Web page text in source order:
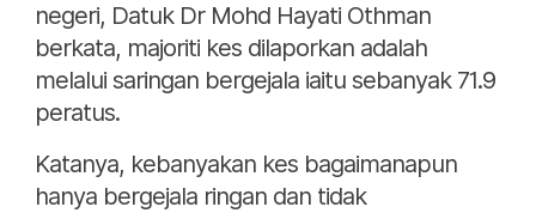
negeri, Datuk Dr Mohd Hayati Othman
berkata, majoriti kes dilaporkan adalah
melalui saringan bergejala iaitu sebanyak 71.9
peratus.
Katanya, kebanyakan kes bagaimanapun
hanya bergejala ringan dan tidak